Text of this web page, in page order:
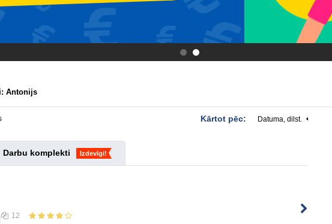
.
Antonijs
Kārtot pēc: Datuma, dilst.
Darbu komplekti Izdevīgi!
12